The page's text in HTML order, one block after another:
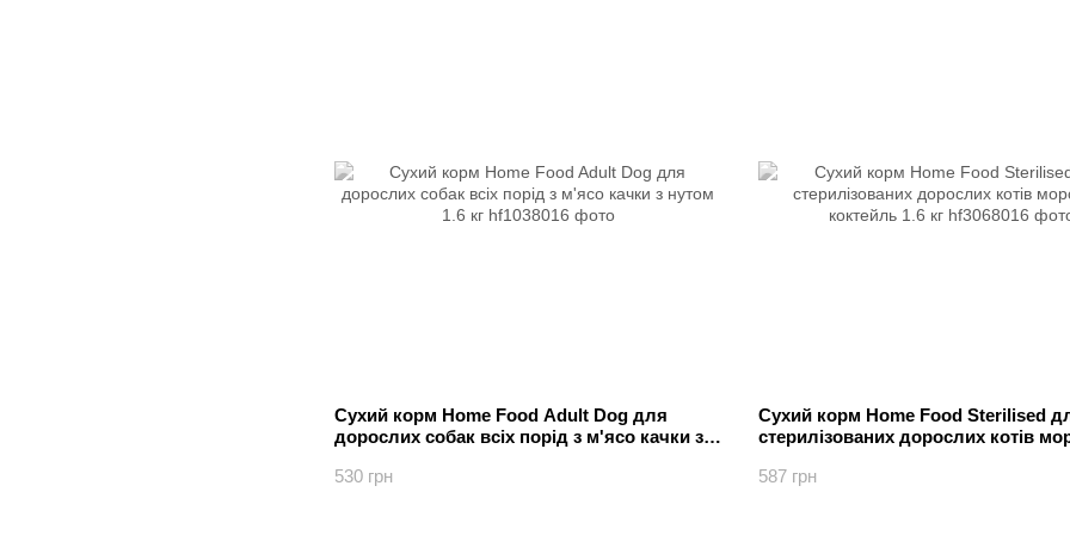
Сухий корм Home Food Adult Dog для
дорослих собак всіх порід з м'ясо качки з
530 грн
Сухий корм Home Food Sterilised
стерилізованих дорослих котів
587 грн